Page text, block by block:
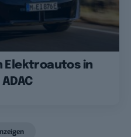
Elektroautos in